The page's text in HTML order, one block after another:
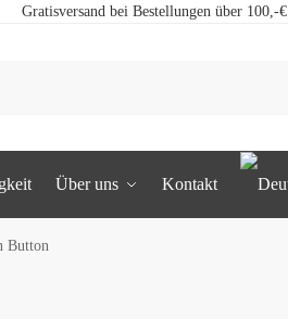
Gratisversand bei Bestellungen über 100,-€
Über uns Kontakt
Button